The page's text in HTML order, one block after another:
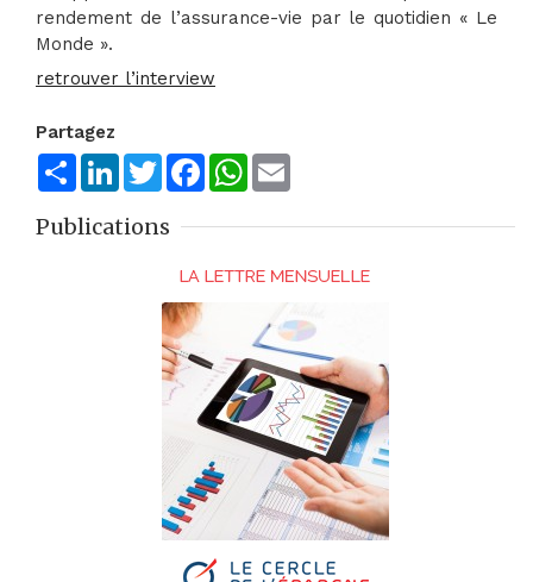
rendement de l’assurance-vie par le quotidien « Le
Monde ».
retrouver l’interview
Partagez
ShareLinkedInTwitterFacebookWhatsApp
Publications